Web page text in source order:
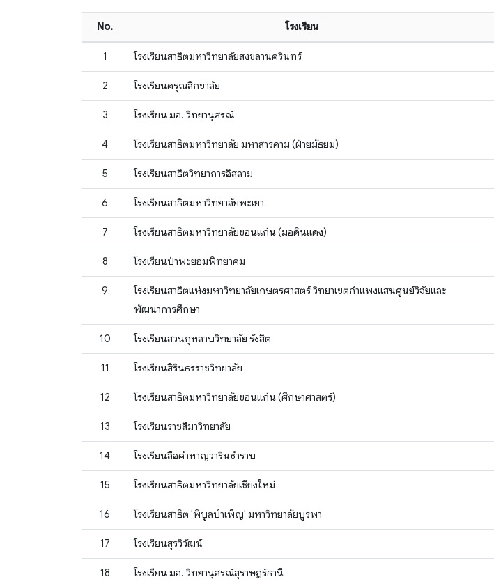
No. โรงเรียน
1 โรงเรียนสาธิตมหาวิทยาลัยสงขลานครินทร์
2 โรงเรียนดรุณสิกขาลัย
3 โรงเรียน มอ. วิทยานุสรณ์
4 โรงเรียนสาธิตมหาวิทยาลัย มหาสารคาม (ฝ่ายมัธยม)
5 โรงเรียนสาธิตวิทยาการอิสลาม
6 โรงเรียนสาธิตมหาวิทยาลัยพะเยา
7 โรงเรียนสาธิตมหาวิทยาลัยขอนแก่น (มอดินแดง)
8 โรงเรียนป่าพะยอมพิทยาคม
9
โรงเรียนสาธิตแห่งมหาวิทยาลัยเกษตรศาสตร์ วิทยาเขตกำแพงแสนศูนย์วิจัยและ
พัฒนาการศึกษา
10 โรงเรียนสวนกุหลาบวิทยาลัย รังสิต
11 โรงเรียนสิรินธรราชวิทยาลัย
12 โรงเรียนสาธิตมหาวิทยาลัยขอนแก่น (ศึกษาศาสตร์)
13 โรงเรียนราชสีมาวิทยาลัย
14 โรงเรียนลือคําหาญวารินชําราบ
15 โรงเรียนสาธิตมหาวิทยาลัยเชียงใหม่
16 โรงเรียนสาธิต 'พิบูลบำเพ็ญ' มหาวิทยาลัยบูรพา
17 โรงเรียนสุรวิวัฒน์
18 โรงเรียน มอ. วิทยานุสรณ์สุราษฎร์ธานี